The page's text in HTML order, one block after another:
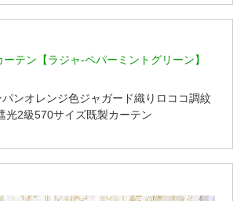
テン【ラジャ-ペパーミントグリーン】
ンオレンジ色ジャガード織りロココ調紋
光2級570サイズ既製カーテン